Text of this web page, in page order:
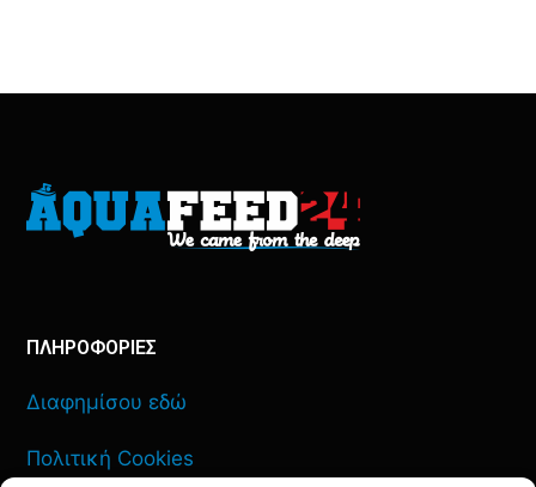
ΠΛΗΡΟΦΟΡΙΕΣ
Διαφημίσου εδώ
Πολιτική Cookies